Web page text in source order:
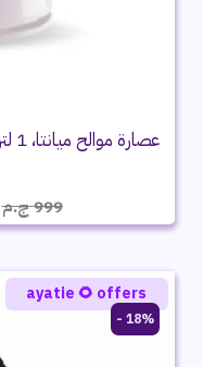
999ج.م
18% -
ayatie 🌻 offers